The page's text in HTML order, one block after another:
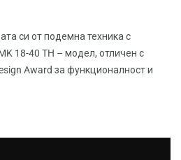
си от подемна техника с
18-40 TH – модел, отличен с
Award за функционалност и